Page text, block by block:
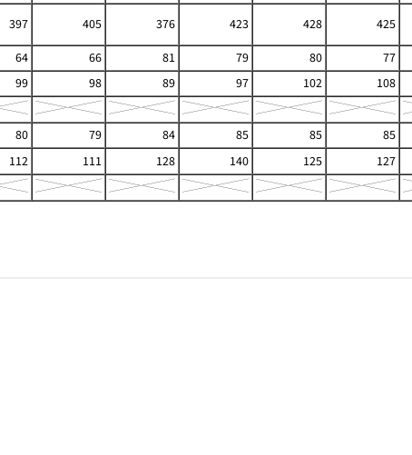
397 405 376 423 428
425
64 66 81 79 80
77
99 98 89 97 102
108
80 79 84 85 85
85
112 111 128 140 125
127